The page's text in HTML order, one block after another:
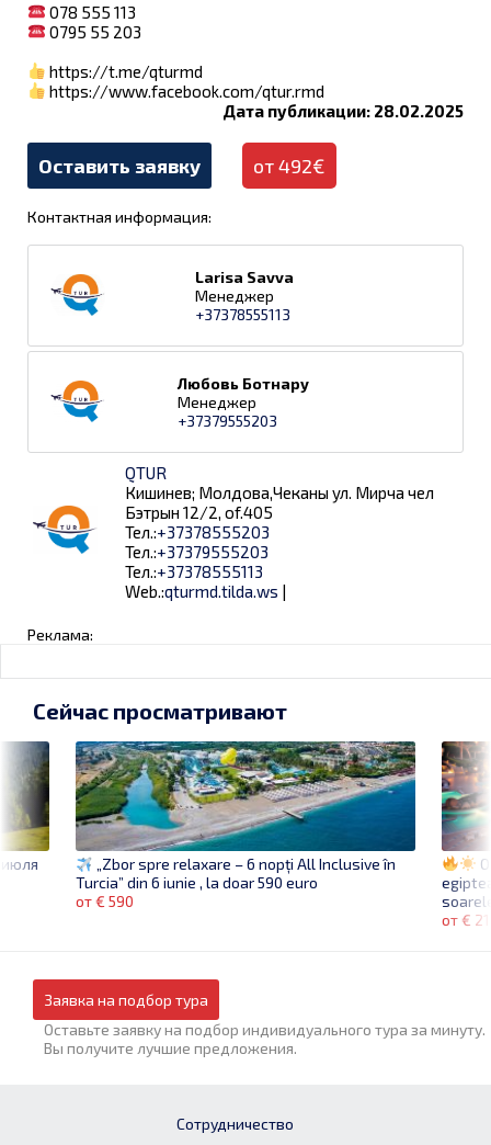
078 555 113
0795 55 203
https://t.me/qturmd
https://www.facebook.com/qtur.rmd
Дата публикации: 28.02.2025
Оставить заявку от 492€
Контактная информация:
Larisa Savva
Менеджер
+37378555113
Любовь Ботнару
Менеджер
+37379555203
QTUR
Кишинев; Молдова,Чеканы ул. Мирча чел
Бэтрын 12/2, of.405
Тел.:+37378555203
Тел.:+37379555203
Тел.:+37378555113
Web.:qturmd.tilda.ws |
Реклама:
от €
Сейчас просматривают
„Zbor spre relaxare – 6 nopți All Inclusive în
Turcia” din 6 iunie , la doar 590 euro
от € 590
Заявка на подбор тура
Оставьте заявку на подбор индивидуального тура за минуту.
Вы получите лучшие предложения.
Сотрудничество